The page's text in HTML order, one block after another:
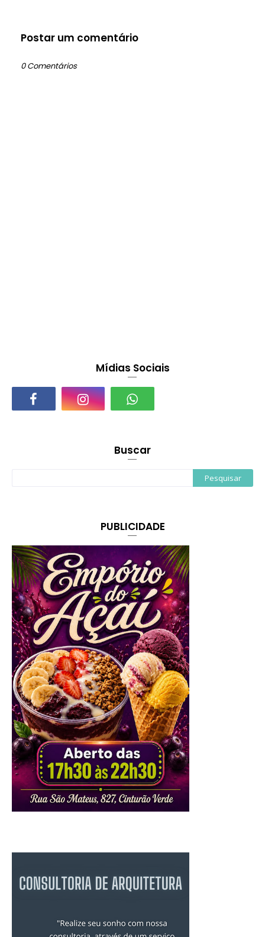
Postar um comentário
0 Comentários
Mídias Sociais
Buscar
PUBLICIDADE